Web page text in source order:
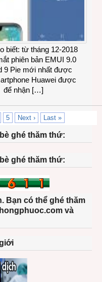
biết: từ tháng 12-2018
phiên bản EMUI 9.0
9 Pie mới nhất được
Huawei được
để nhận […]
5 Next › Last »
ghé thăm thứ:
ghé thăm thứ:
Bạn có thể ghé thăm
và